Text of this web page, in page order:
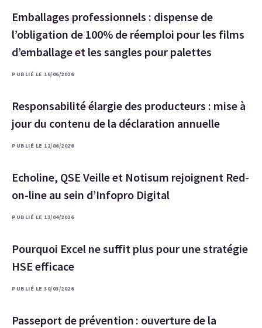
Emballages professionnels : dispense de
l’obligation de 100% de réemploi pour les films
d’emballage et les sangles pour palettes
PUBLIÉ LE 16/06/2026
Responsabilité élargie des producteurs : mise à
jour du contenu de la déclaration annuelle
PUBLIÉ LE 12/06/2026
Echoline, QSE Veille et Notisum rejoignent Red-
on-line au sein d’Infopro Digital
PUBLIÉ LE 13/04/2026
Pourquoi Excel ne suffit plus pour une stratégie
HSE efficace
PUBLIÉ LE 30/03/2026
Passeport de prévention : ouverture de la